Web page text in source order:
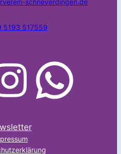
schneverdingen.de
5193 517559
WhatsApp